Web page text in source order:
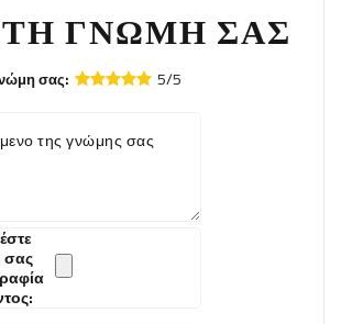
ΓΝΏΜΗ ΣΑΣ
σας: 5/5
της γνώμης σας
σας